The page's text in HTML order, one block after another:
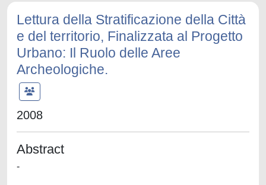
Lettura della Stratificazione della Città
e del territorio, Finalizzata al Progetto
Urbano: Il Ruolo delle Aree
Archeologiche.
2008
Abstract
-